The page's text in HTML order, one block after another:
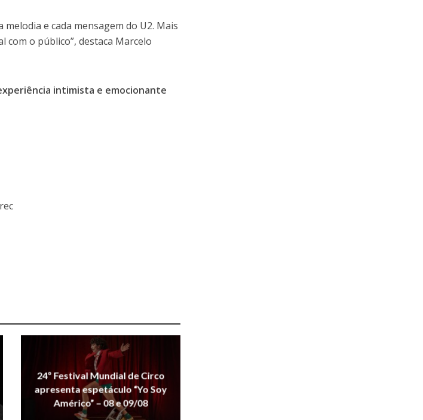
e cada mensagem do U2. Mais
com o público”, destaca Marcelo
intimista e emocionante
24º Festival Mundial de Circo
apresenta espetáculo “Yo Soy
Américo” – 08 e 09/08